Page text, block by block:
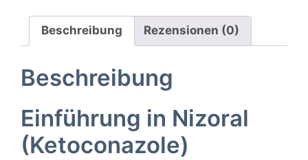
Beschreibung Rezensionen (0)
Beschreibung
Einführung in Nizoral
(Ketoconazole)